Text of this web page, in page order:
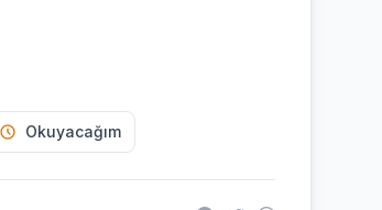
Okuyacağım